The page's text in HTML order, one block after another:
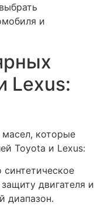
и
Lexus:
которые
Toyota и Lexus:
синтетическое
двигателя и
диапазон.